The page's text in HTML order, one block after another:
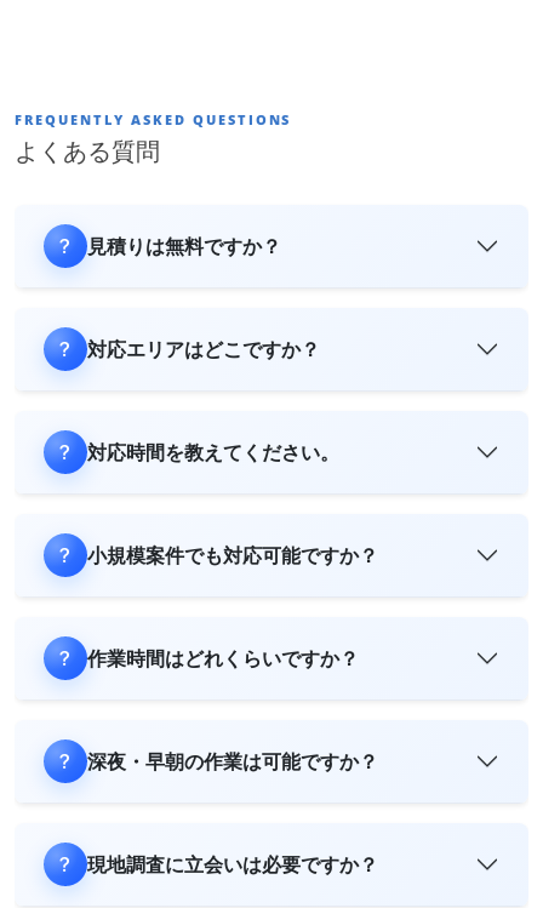
FREQUENTLY ASKED QUESTIONS
よくある質問
見積りは無料ですか？
対応エリアはどこですか？
対応時間を教えてください。
小規模案件でも対応可能ですか？
作業時間はどれくらいですか？
深夜・早朝の作業は可能ですか？
現地調査に立会いは必要ですか？